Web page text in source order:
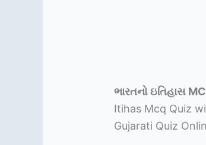
ભારતનો ઇતિહાસ
Itihas Mcq Quiz
Gujarati Quiz